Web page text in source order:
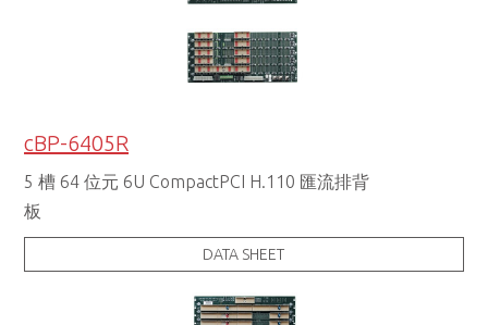
cBP-6405R
5 槽 64 位元 6U CompactPCI H.110 匯流排背
板
DATA SHEET